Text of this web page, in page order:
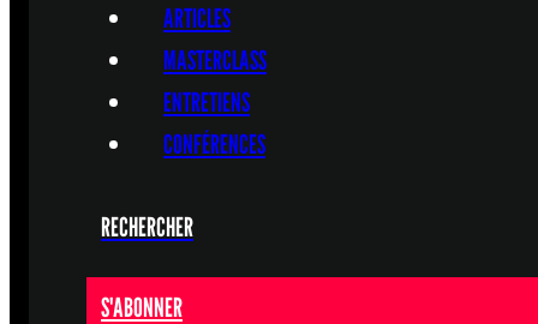
ARTICLES
MASTERCLASS
ENTRETIENS
CONFÉRENCES
RECHERCHER
S'ABONNER